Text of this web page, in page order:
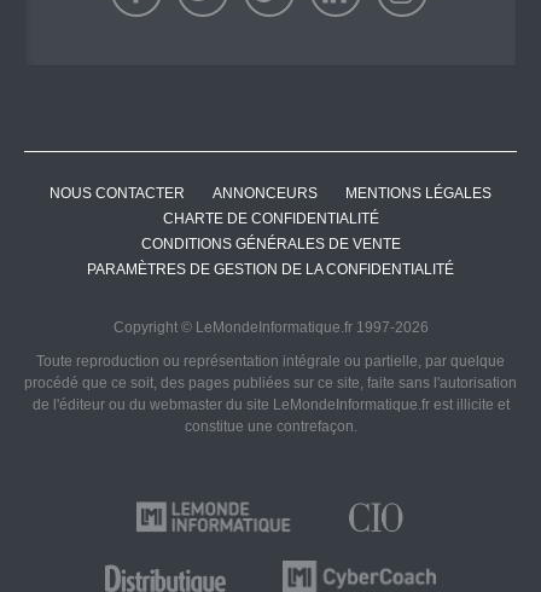
NOUS CONTACTER ANNONCEURS
MENTIONS LÉGALES
CHARTE DE CONFIDENTIALITÉ
CONDITIONS GÉNÉRALES DE VENTE
PARAMÈTRES DE GESTION DE LA CONFIDENTIALITÉ
Copyright © LeMondeInformatique.fr 1997-2026
Toute reproduction ou représentation intégrale ou partielle, par quelque
procédé que ce soit, des pages publiées sur ce site, faite sans l'autorisation
de l'éditeur ou du webmaster du site LeMondeInformatique.fr est illicite et
constitue une contrefaçon.